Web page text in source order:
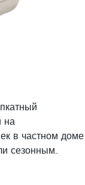
на
в частном доме
сезонным..